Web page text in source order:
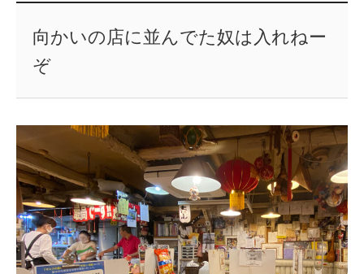
向かいの店に並んでた奴は入れねー
ぞ